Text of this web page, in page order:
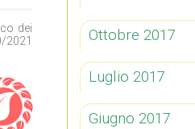
dei
2021
Ottobre 2017
Luglio 2017
Giugno 2017